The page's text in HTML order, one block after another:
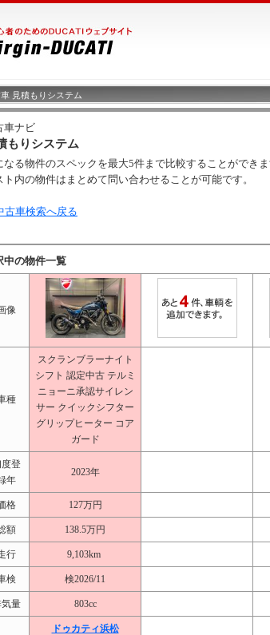
見積もりシステム
車ナビ
もりシステム
なる物件のスペックを最大5件まで比較することができま
ト内の物件はまとめて問い合わせることが可能です。
古車検索へ戻る
中の物件一覧
像
種
スクランブラーナイト
シフト 認定中古 テルミ
ニョーニ承認サイレン
サー クイックシフター
グリップヒーター コア
ガード
登
年
2023年
格 127万円
額 138.5万円
行 9,103km
検 検2026/11
量 803cc
ドゥカティ浜松